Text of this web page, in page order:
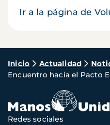
Ir a la página de
Ruta
de
navegación
Inicio Actualidad
Encuentro hacia el Pacto
Redes sociales